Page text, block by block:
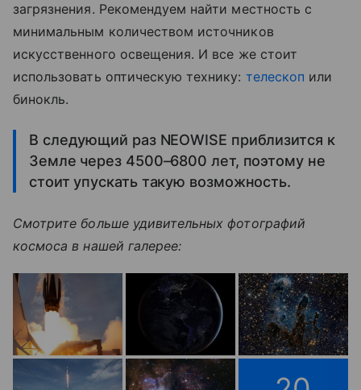
загрязнения. Рекомендуем найти местность с
минимальным количеством источников
искусственного освещения. И все же стоит
использовать оптическую технику: телескоп или
бинокль.
В следующий раз NEOWISE приблизится к
Земле через 4500–6800 лет, поэтому не
стоит упускать такую возможность.
Смотрите больше удивительных фотографий
космоса в нашей галерее: